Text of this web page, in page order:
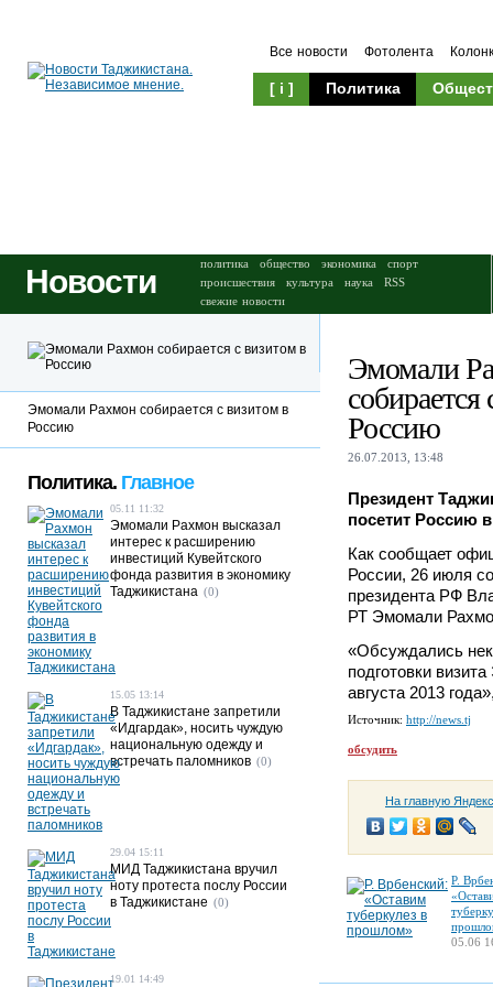
Все новости Фотолента
[ i ] Политика
Новости политика общество экономика
спорт
происшествия
культура наука
RSS
свежие новости
Эмомали
собирается
Россию
26.07.2013, 13:48
Президент
посетит Россию в
Как сообщает
России, 26 июля
президента РФ
РТ Эмомали
«Обсуждались
подготовки
августа 2013
Источник: http://news.tj
обсудить
На главную
Р.
05.06
Эмомали Рахмон собирается с визитом в
Россию
Политика. Главное
05.11 11:32
Эмомали Рахмон высказал
интерес к расширению
инвестиций Кувейтского
фонда развития в экономику
Таджикистана (0)
15.05 13:14
В Таджикистане запретили
«Идгардак», носить чуждую
национальную одежду и
встречать паломников (0)
29.04 15:11
МИД Таджикистана вручил
ноту протеста послу России
в Таджикистане (0)
19.01 14:49